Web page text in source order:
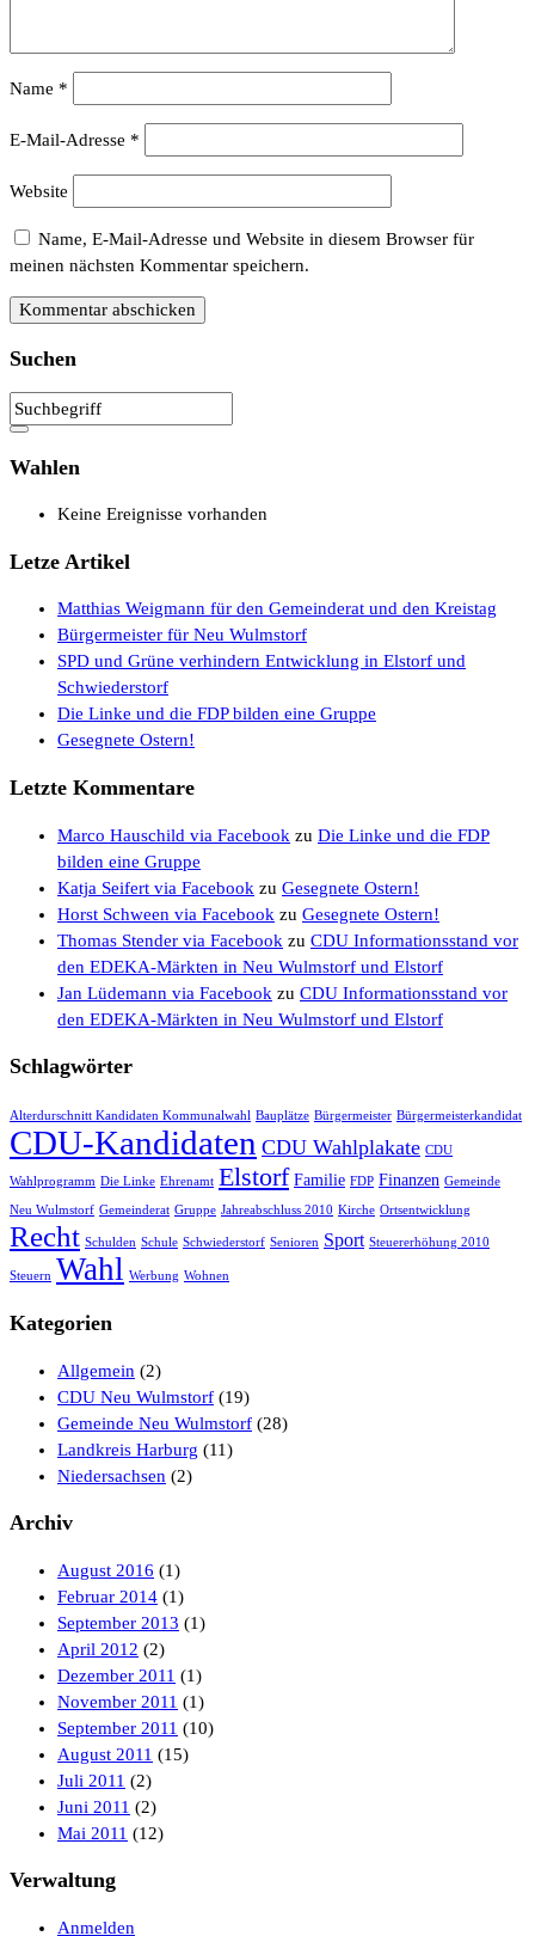
Name *
E-Mail-Adresse *
Website
Name, E-Mail-Adresse und Website in diesem Browser für
meinen nächsten Kommentar speichern.
Suchen
Wahlen
Keine Ereignisse vorhanden
Letze Artikel
Matthias Weigmann für den Gemeinderat und den Kreistag
Bürgermeister für Neu Wulmstorf
SPD und Grüne verhindern Entwicklung in Elstorf und
Schwiederstorf
Die Linke und die FDP bilden eine Gruppe
Gesegnete Ostern!
Letzte Kommentare
Marco Hauschild via Facebook zu Die Linke und die FDP
bilden eine Gruppe
Katja Seifert via Facebook zu Gesegnete Ostern!
Horst Schween via Facebook zu Gesegnete Ostern!
Thomas Stender via Facebook zu CDU Informationsstand vor
den EDEKA-Märkten in Neu Wulmstorf und Elstorf
Jan Lüdemann via Facebook zu CDU Informationsstand vor
den EDEKA-Märkten in Neu Wulmstorf und Elstorf
Schlagwörter
Alterdurschnitt Kandidaten Kommunalwahl Bauplätze Bürgermeister Bürgermeisterkandidat
CDU-Kandidaten CDU Wahlplakate CDU
Wahlprogramm Die Linke Ehrenamt Elstorf Familie FDP Finanzen Gemeinde
Neu Wulmstorf Gemeinderat Gruppe Jahreabschluss 2010 Kirche Ortsentwicklung
Recht Schulden Schule Schwiederstorf Senioren Sport Steuererhöhung 2010
Steuern Wahl Werbung Wohnen
Kategorien
Allgemein (2)
CDU Neu Wulmstorf (19)
Gemeinde Neu Wulmstorf (28)
Landkreis Harburg (11)
Niedersachsen (2)
Archiv
August 2016 (1)
Februar 2014 (1)
September 2013 (1)
April 2012 (2)
Dezember 2011 (1)
November 2011 (1)
September 2011 (10)
August 2011 (15)
Juli 2011 (2)
Juni 2011 (2)
Mai 2011 (12)
Verwaltung
Anmelden